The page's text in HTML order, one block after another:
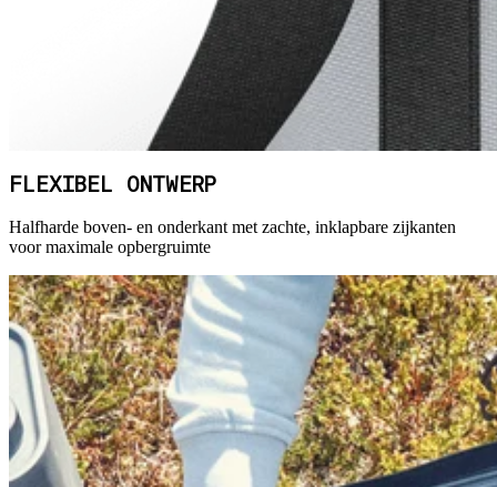
FLEXIBEL ONTWERP
Halfharde boven- en onderkant met zachte, inklapbare zijkanten
voor maximale opbergruimte